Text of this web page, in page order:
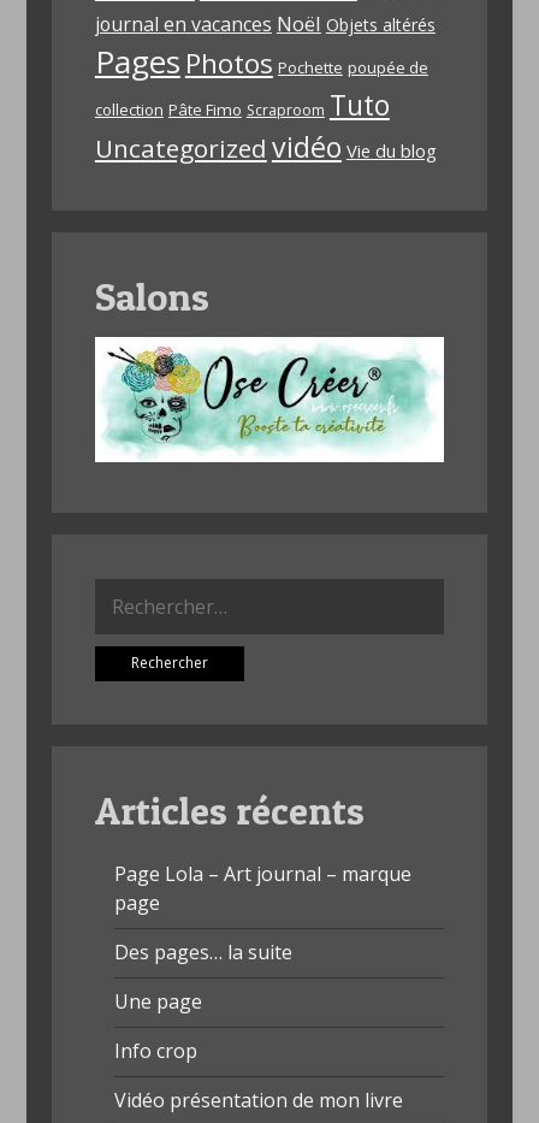
journal en vacances Noël Objets altérés
Pages Photos Pochette poupée de
collection Pâte Fimo Scraproom Tuto
Uncategorized vidéo Vie du blog
Salons
Articles récents
Page Lola – Art journal – marque
page
Des pages… la suite
Une page
Info crop
Vidéo présentation de mon livre